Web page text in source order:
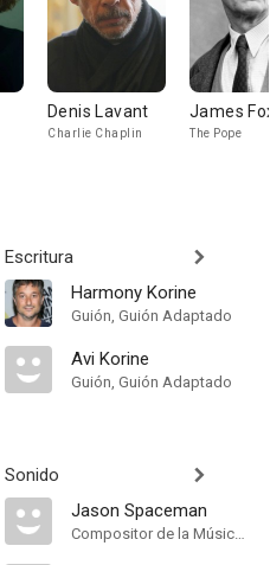
Denis Lavant
Charlie Chaplin
James
The Pope
Escritura
Harmony Korine
Guión, Guión Adaptado
Avi Korine
Guión, Guión Adaptado
Sonido
Jason Spaceman
Compositor de la Música Original